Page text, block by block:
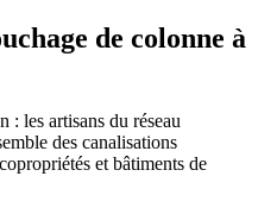
de colonne à
: les artisans du réseau
des canalisations
et bâtiments de